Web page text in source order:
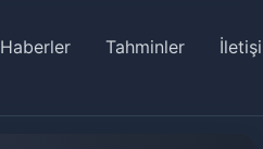
Haberler Tahminler